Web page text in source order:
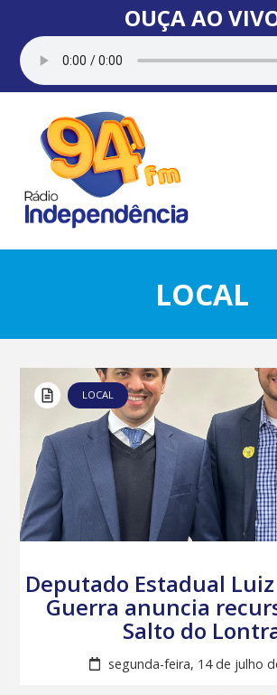
OUÇA AO
LOCAL
LOCAL
Deputado Estadual
Guerra anuncia
Salto do
segunda-feira, 14 de julho